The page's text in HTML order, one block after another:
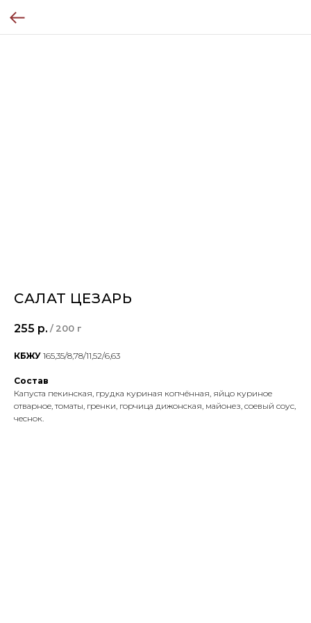
САЛАТ ЦЕЗАРЬ
255 р. / 200 г
КБЖУ 165,35/8,78/11,52/6,63
Состав
Капуста пекинская, грудка куриная копчённая, яйцо куриное
отварное, томаты, гренки, горчица дижонская, майонез, соевый соус,
чеснок.